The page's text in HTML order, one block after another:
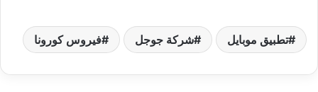
تطبيق موبايل شركة جوجل فيروس كورونا